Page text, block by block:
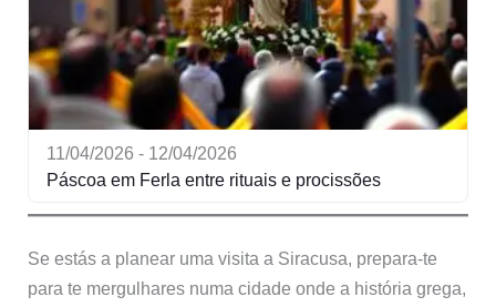
11/04/2026 - 12/04/2026
Páscoa em Ferla entre rituais e procissões
Se estás a planear uma visita a Siracusa, prepara-te
para te mergulhares numa cidade onde a história grega,